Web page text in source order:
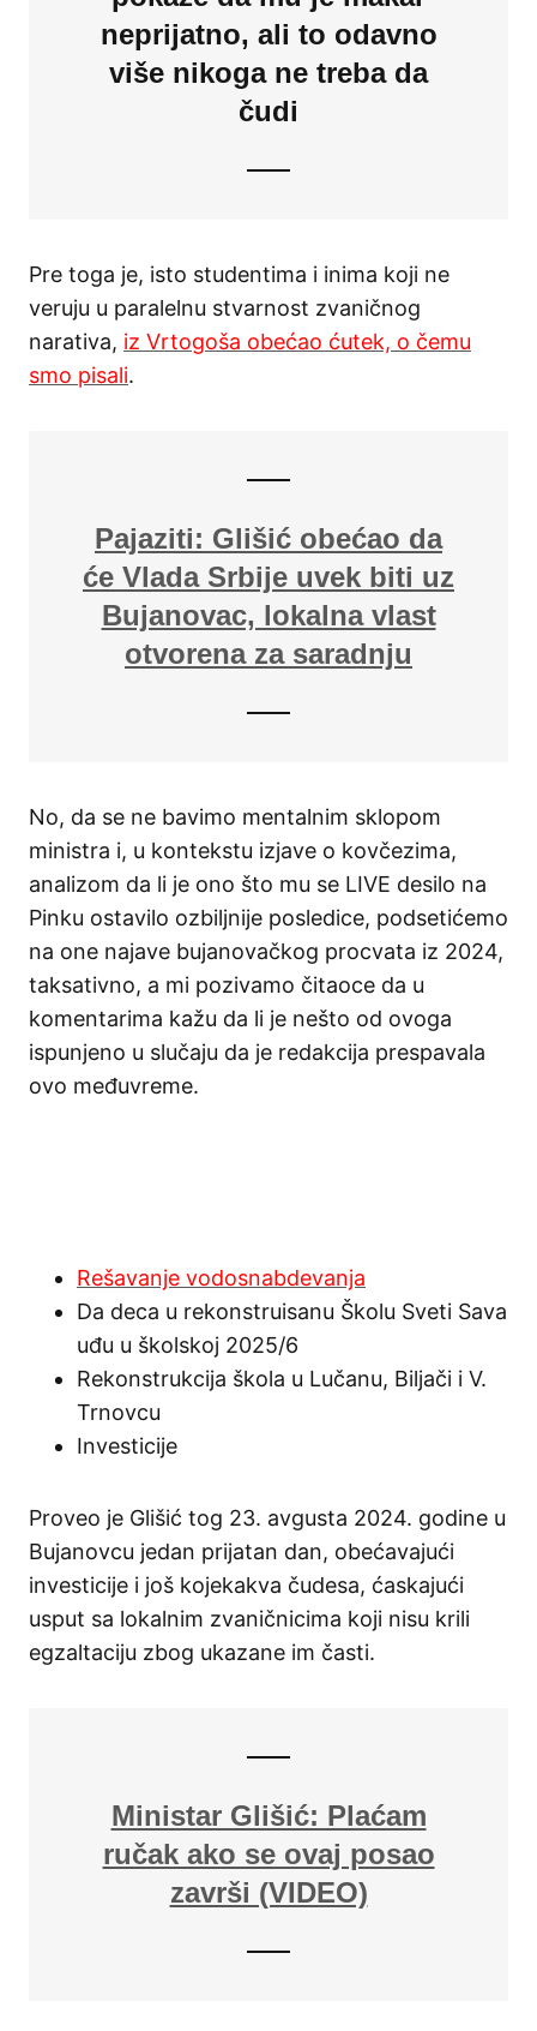
neprijatno, ali to odavno
više nikoga ne treba da
čudi
Pre toga je, isto studentima i inima koji ne
veruju u paralelnu stvarnost zvaničnog
narativa, iz Vrtogoša obećao ćutek, o čemu
smo pisali.
Pajaziti: Glišić obećao da
će Vlada Srbije uvek biti uz
Bujanovac, lokalna vlast
otvorena za saradnju
No, da se ne bavimo mentalnim sklopom
ministra i, u kontekstu izjave o kovčezima,
analizom da li je ono što mu se LIVE desilo na
Pinku ostavilo ozbiljnije posledice, podsetićemo
na one najave bujanovačkog procvata iz 2024,
taksativno, a mi pozivamo čitaoce da u
komentarima kažu da li je nešto od ovoga
ispunjeno u slučaju da je redakcija prespavala
ovo međuvreme.
Rešavanje vodosnabdevanja
Da deca u rekonstruisanu Školu Sveti Sava
uđu u školskoj 2025/6
Rekonstrukcija škola u Lučanu, Biljači i V.
Trnovcu
Investicije
Proveo je Glišić tog 23. avgusta 2024. godine u
Bujanovcu jedan prijatan dan, obećavajući
investicije i još kojekakva čudesa, ćaskajući
usput sa lokalnim zvaničnicima koji nisu krili
egzaltaciju zbog ukazane im časti.
Ministar Glišić: Plaćam
ručak ako se ovaj posao
završi (VIDEO)